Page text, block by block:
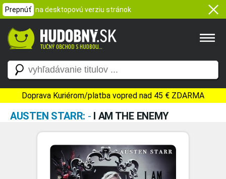
Prepnúť na desktopovú verziu stránok
Doprava Kuriérom/platba vopred nad 45 € ZDARMA
AUSTEN STARR: - I AM THE ENEMY